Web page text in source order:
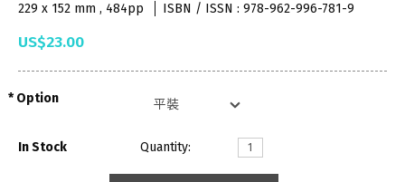
229 x 152 mm , 484pp
ISBN / ISSN : 978-962-996-781-9
US$23.00
Option
In Stock Quantity: